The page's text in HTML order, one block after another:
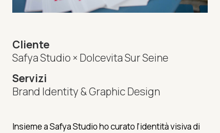
Cliente
Safya Studio × Dolcevita Sur Seine
Servizi
Brand Identity & Graphic Design
Insieme a Safya Studio ho curato l’identità visiva di